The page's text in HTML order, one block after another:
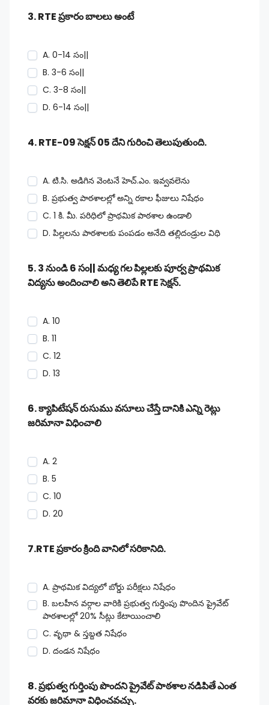
3. RTE ప్రకారం బాలలు అంటే
A. 0-14 సం||
B. 3-6 సం||
C. 3-8 సం||
D. 6-14 సం||
4. RTE-09 సెక్షన్ 05 దేని గురించి తెలుపుతుంది.
A. టి.సి. అడిగిన వెంటనే హెచ్.ఎం. ఇవ్వవలెను
B. ప్రభుత్వ పాఠశాలల్లో అన్ని రకాల ఫీజులు నిషేధం
C. 1 కి. మీ. పరిధిలో ప్రాథమిక పాఠశాల ఉండాలి
D. పిల్లలను పాఠశాలకు పంపడం అనేది తల్లిదండ్రుల విధి
5. 3 నుండి 6 సం|| మధ్య గల పిల్లలకు పూర్వ ప్రాథమిక
విద్యను అందించాలి అని తెలిపే RTE సెక్షన్.
A. 10
B. 11
C. 12
D. 13
6. క్యాపిటేషన్ రుసుము వసూలు చేస్తే దానికి ఎన్ని రెట్లు
జరిమానా విధించాలి
A. 2
B. 5
C. 10
D. 20
7.RTE ప్రకారం క్రింది వానిలో సరికానిది.
A. ప్రాథమిక విద్యలో బోర్డు పరీక్షలు నిషేధం
B. బలహీన వర్గాల వారికి ప్రభుత్వ గుర్తింపు పొందిన ప్రైవేట్
పాఠశాలల్లో 20% సీట్లు కేటాయించాలి
C. వృథా & స్తబ్దత నిషేధం
D. దండన నిషేధం
8. ప్రభుత్వ గుర్తింపు పొందని ప్రైవేట్ పాఠశాల నడిపితే ఎంత
వరకు జరిమానా విధించవచ్చు.